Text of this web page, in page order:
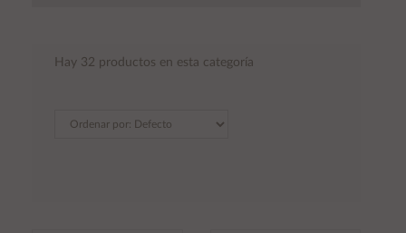
Hay 32 productos en esta categoría